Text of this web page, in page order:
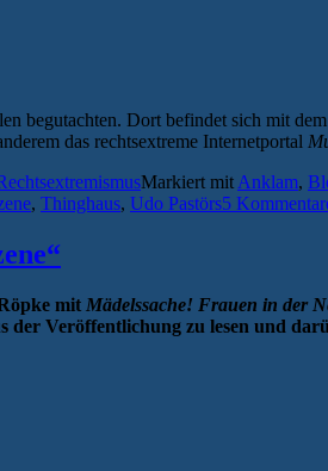
begutachten. Dort befindet sich mit
das rechtsextreme Internetportal
Markiert mit Anklam,
, Thinghaus, Udo Pastörs5
mit Mädelssache! Frauen in der
der Veröffentlichung zu lesen und